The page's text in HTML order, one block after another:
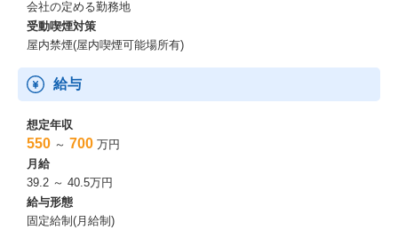
・週イチ以上のリモート
・フレックス
・toC自社サービス
・toB自社サービス
・転勤なし
・学歴不問
・服装自由
＜サービスの特徴について＞
▼社会課題の解決に向き合い、より良い未来を創る名古屋発のIT
ベンチャー
特殊詐欺・迷惑電話対策サービス「迷惑情報フィルタ」を主に開
会社の定める勤務地
受動喫煙対策
屋内禁煙(屋内喫煙可能場所有)
給与
想定年収
550 ～ 700 万円
月給
39.2 ～ 40.5万円
給与形態
固定給制(月給制)